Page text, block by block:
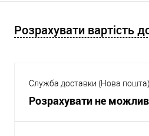
Розрахувати вартість
Служба доставки (Нова пошта)
Розрахувати не